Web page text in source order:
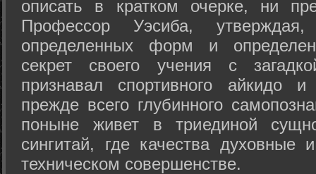
описать в кратком очерке, ни
Профессор Уэсиба,
определенных форм и
секрет своего учения с
признавал спортивного айкидо
прежде всего глубинного
поныне живет в триединой
сингитай, где качества духовные
техническом совершенстве.